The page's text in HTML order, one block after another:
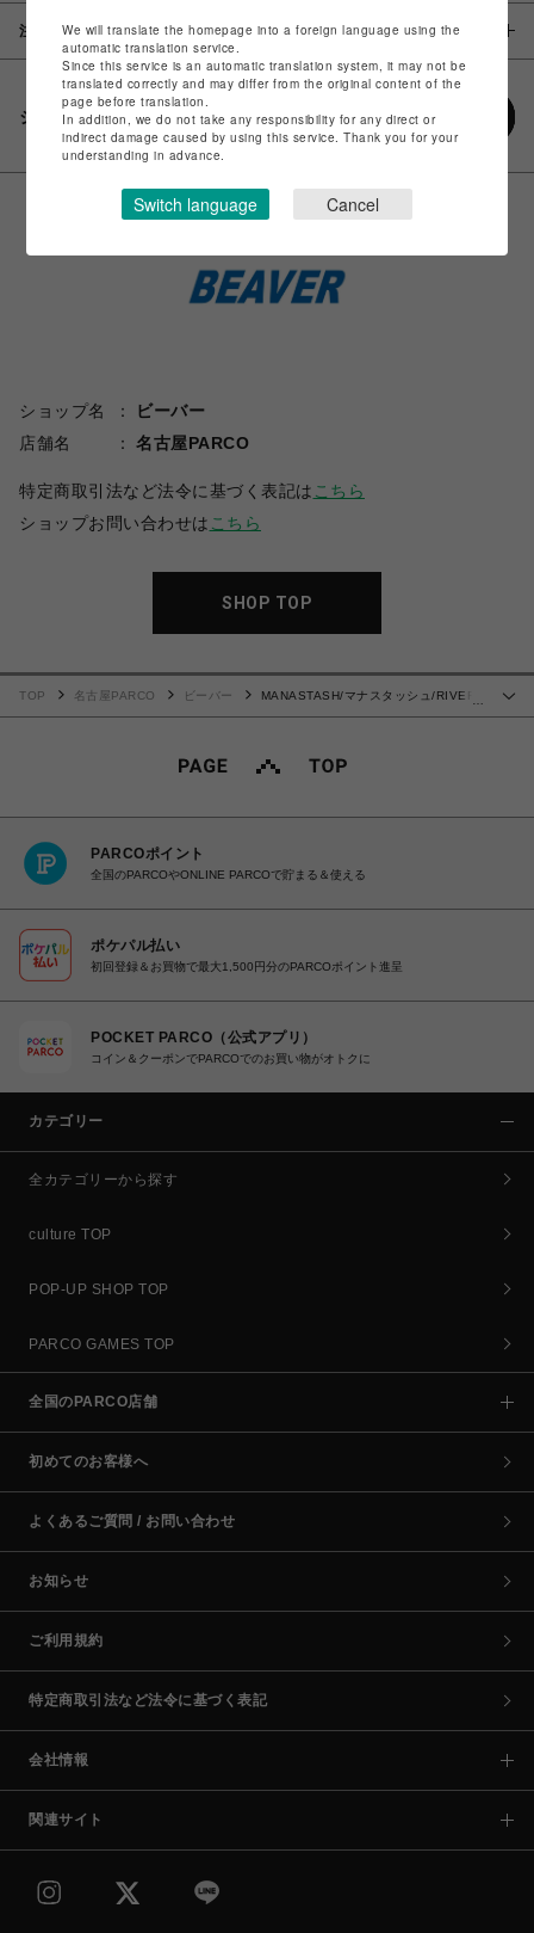
注意事項
シェアする
ショップ名
ビーバー
店舗名
名古屋PARCO
特定商取引法など法令に基づく表記は こちら
ショップお問い合わせは こちら
SHOP TOP
…
TOP 名古屋PARCO ビーバー
MANASTASH/マナスタッシュ/RIVER
PARCOポイント
全国のPARCOやONLINE PARCOで貯まる＆使える
ポケパル払い
初回登録＆お買物で最大1,500円分のPARCOポイント進呈
POCKET PARCO（公式アプリ）
コイン＆クーポンでPARCOでのお買い物がオトクに
カテゴリー
全カテゴリーから探す
culture TOP
POP-UP SHOP TOP
PARCO GAMES TOP
全国のPARCO店舗
初めてのお客様へ
よくあるご質問 / お問い合わせ
お知らせ
ご利用規約
特定商取引法など法令に基づく表記
会社情報
関連サイト
We will translate the homepage into a foreign language using the
automatic translation service.
Since this service is an automatic translation system, it may not be
translated correctly and may differ from the original content of the
page before translation.
In addition, we do not take any responsibility for any direct or
indirect damage caused by using this service. Thank you for your
understanding in advance.
Switch language Cancel